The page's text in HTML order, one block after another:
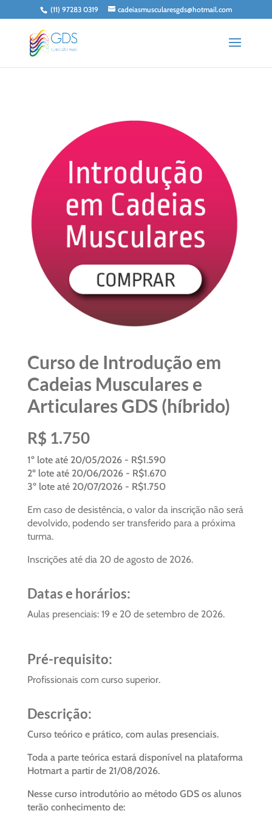
(11) 97283 0319 cadeiasmuscularesgds@hotmail.com
Curso de Introdução em
Cadeias Musculares e
Articulares GDS (híbrido)
R$ 1.750
1º lote até 20/05/2026 - R$1.590
2º lote até 20/06/2026 - R$1.670
3º lote até 20/07/2026 - R$1.750
Em caso de desistência, o valor da inscrição não será
devolvido, podendo ser transferido para a próxima
turma.
Inscrições até dia 20 de agosto de 2026.
Datas e horários:
Aulas presenciais: 19 e 20 de setembro de 2026.
Pré-requisito:
Profissionais com curso superior.
Descrição:
Curso teórico e prático, com aulas presenciais.
Toda a parte teórica estará disponível na plataforma
Hotmart a partir de 21/08/2026.
Nesse curso introdutório ao método GDS os alunos
terão conhecimento de: